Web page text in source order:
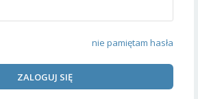
nie pamiętam hasła
ZALOGUJ SIĘ